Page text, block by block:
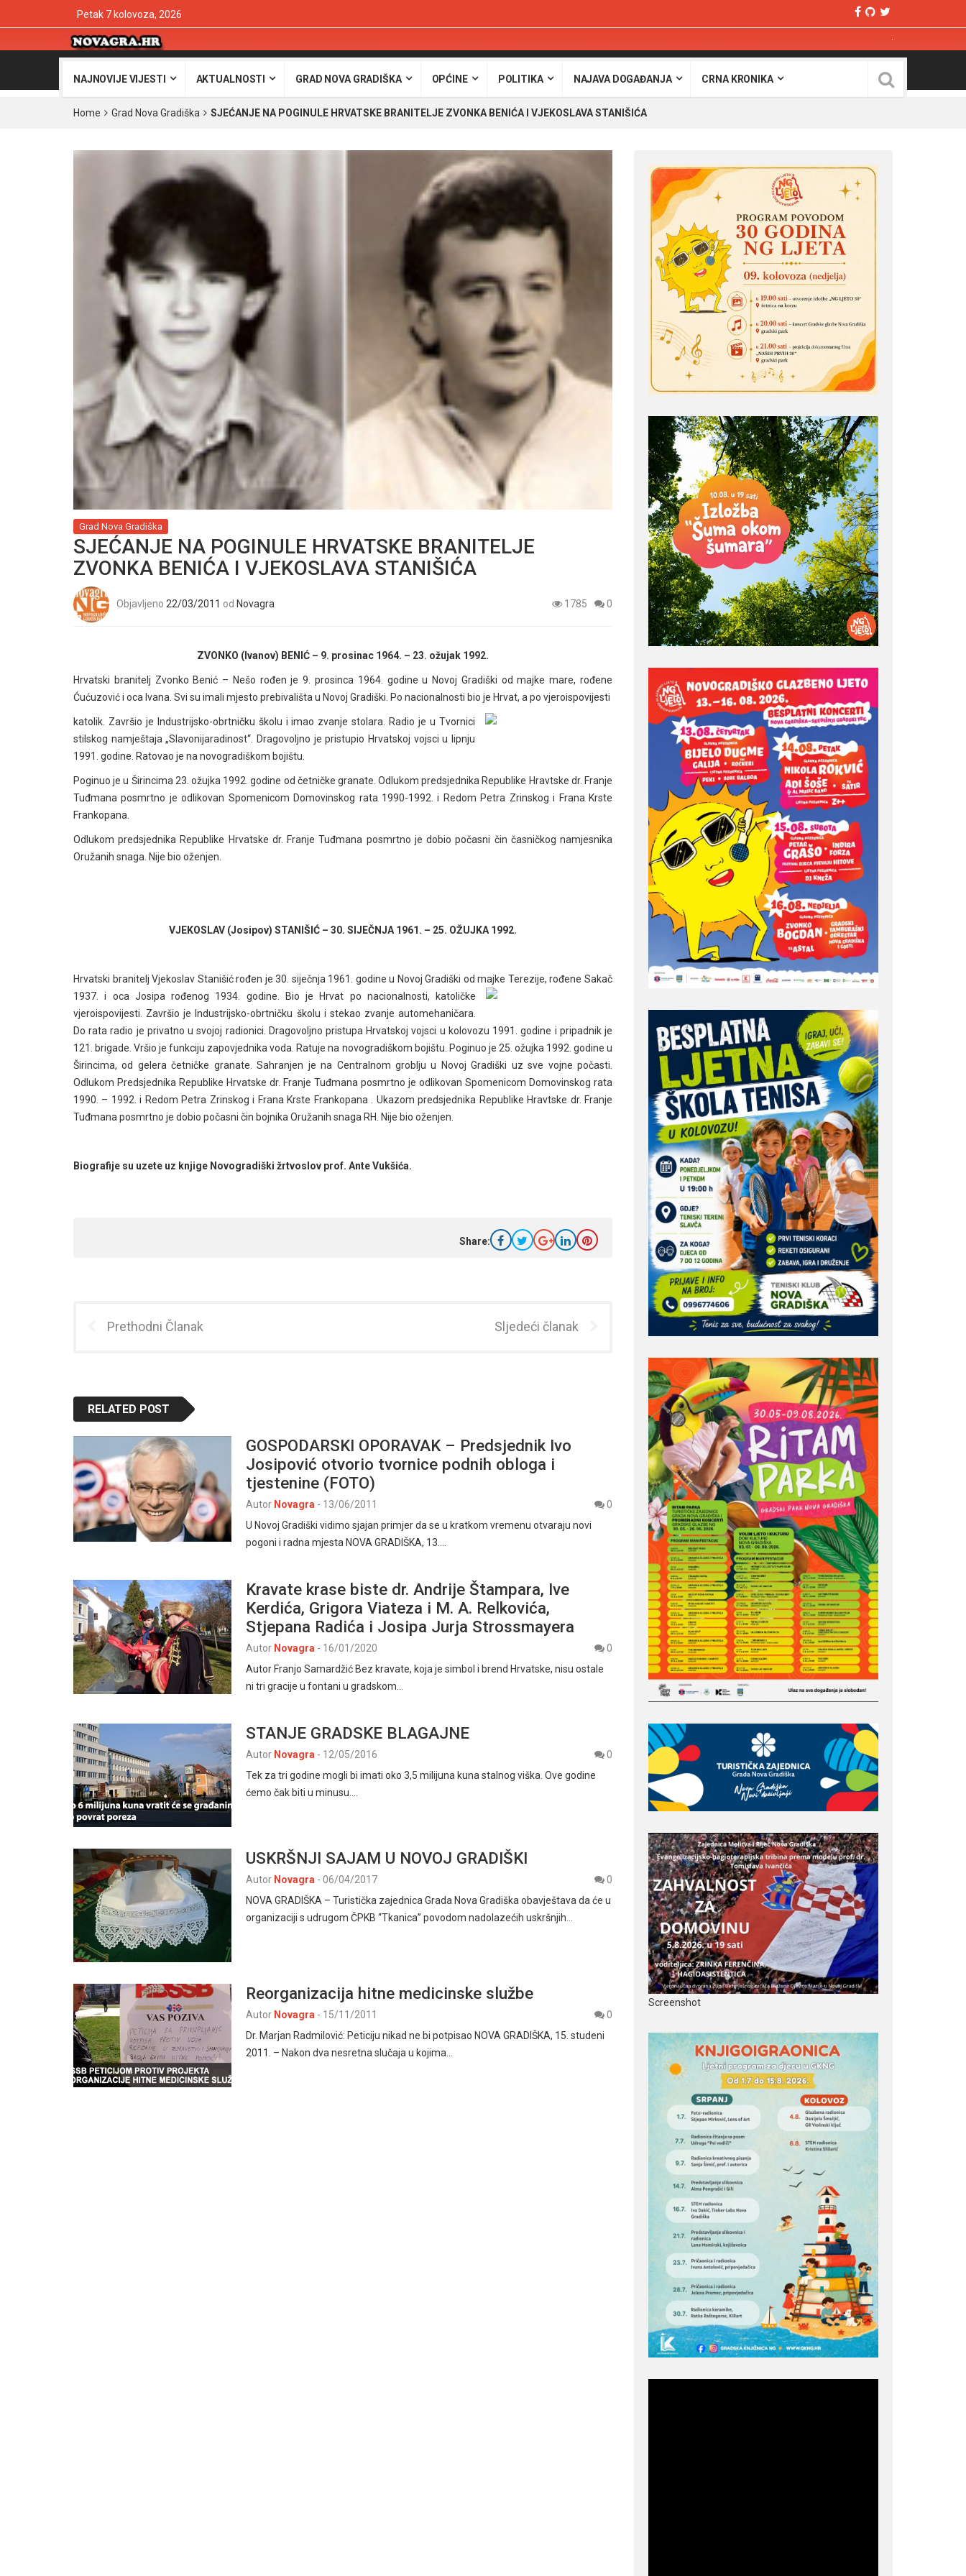
Petak 7 kolovoza, 2026
NAJNOVIJE VIJESTI AKTUALNOSTI GRAD NOVA GRADIŠKA OPĆINE POLITIKA NAJAVA DOGAĐANJA CRNA KRONIKA
Home Grad Nova Gradiška SJEĆANJE NA POGINULE HRVATSKE BRANITELJE ZVONKA BENIĆA I VJEKOSLAVA STANIŠIĆA
Grad Nova Gradiška
SJEĆANJE NA POGINULE HRVATSKE BRANITELJE
ZVONKA BENIĆA I VJEKOSLAVA STANIŠIĆA
Objavljeno 22/03/2011 od Novagra 1785 0
ZVONKO (Ivanov) BENIĆ – 9. prosinac 1964. – 23. ožujak 1992.
Hrvatski branitelj Zvonko Benić – Nešo rođen je 9. prosinca 1964. godine u Novoj Gradiški od majke mare, rođene
Ćućuzović i oca Ivana. Svi su imali mjesto prebivališta u Novoj Gradiški. Po nacionalnosti bio je Hrvat, a po vjeroispovijesti
katolik. Završio je Industrijsko-obrtničku školu i imao zvanje stolara. Radio je u Tvornici
stilskog namještaja „Slavonijaradinost“. Dragovoljno je pristupio Hrvatskoj vojsci u lipnju
1991. godine. Ratovao je na novogradiškom bojištu.
Poginuo je u Širincima 23. ožujka 1992. godine od četničke granate. Odlukom predsjednika Republike Hravtske dr. Franje
Tuđmana posmrtno je odlikovan Spomenicom Domovinskog rata 1990-1992. i Redom Petra Zrinskog i Frana Krste
Frankopana.
Odlukom predsjednika Republike Hrvatske dr. Franje Tuđmana posmrtno je dobio počasni čin časničkog namjesnika
Oružanih snaga. Nije bio oženjen.
VJEKOSLAV (Josipov) STANIŠIĆ – 30. SIJEČNJA 1961. – 25. OŽUJKA 1992.
Hrvatski branitelj Vjekoslav Stanišić rođen je 30. siječnja 1961. godine u Novoj Gradiški od majke Terezije, rođene Sakač
1937. i oca Josipa rođenog 1934. godine. Bio je Hrvat po nacionalnosti, katoličke
vjeroispovijesti. Završio je Industrijsko-obrtničku školu i stekao zvanje automehaničara.
Do rata radio je privatno u svojoj radionici. Dragovoljno pristupa Hrvatskoj vojsci u kolovozu 1991. godine i pripadnik je
121. brigade. Vršio je funkciju zapovjednika voda. Ratuje na novogradiškom bojištu. Poginuo je 25. ožujka 1992. godine u
Širincima, od gelera četničke granate. Sahranjen je na Centralnom groblju u Novoj Gradiški uz sve vojne počasti.
Odlukom Predsjednika Republike Hrvatske dr. Franje Tuđmana posmrtno je odlikovan Spomenicom Domovinskog rata
1990. – 1992. i Redom Petra Zrinskog i Frana Krste Frankopana . Ukazom predsjednika Republike Hravtske dr. Franje
Tuđmana posmrtno je dobio počasni čin bojnika Oružanih snaga RH. Nije bio oženjen.
Biografije su uzete uz knjige Novogradiški žrtvoslov prof. Ante Vukšića.
Share:
Prethodni Članak Sljedeći članak
RELATED POST
GOSPODARSKI OPORAVAK – Predsjednik Ivo
Josipović otvorio tvornice podnih obloga i
tjestenine (FOTO)
Autor Novagra - 13/06/2011
0
U Novoj Gradiški vidimo sjajan primjer da se u kratkom vremenu otvaraju novi
pogoni i radna mjesta NOVA GRADIŠKA, 13.…
Kravate krase biste dr. Andrije Štampara, Ive
Kerdića, Grigora Viateza i M. A. Relkovića,
Stjepana Radića i Josipa Jurja Strossmayera
Autor Novagra - 16/01/2020
0
Autor Franjo Samardžić Bez kravate, koja je simbol i brend Hrvatske, nisu ostale
ni tri gracije u fontani u gradskom…
STANJE GRADSKE BLAGAJNE
Autor Novagra - 12/05/2016
0
Tek za tri godine mogli bi imati oko 3,5 milijuna kuna stalnog viška. Ove godine
ćemo čak biti u minusu.…
USKRŠNJI SAJAM U NOVOJ GRADIŠKI
Autor Novagra - 06/04/2017
0
NOVA GRADIŠKA – Turistička zajednica Grada Nova Gradiška obavještava da će u
organizaciji s udrugom ČPKB “Tkanica” povodom nadolazećih uskršnjih…
Reorganizacija hitne medicinske službe
Autor Novagra - 15/11/2011
0
Dr. Marjan Radmilović: Peticiju nikad ne bi potpisao NOVA GRADIŠKA, 15. studeni
2011. – Nakon dva nesretna slučaja u kojima…
Screenshot